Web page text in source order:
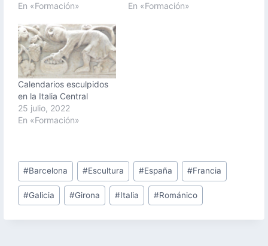
En «Formación»
En «Formación»
Calendarios esculpidos
en la Italia Central
25 julio, 2022
En «Formación»
Etiquetas
de
la
#Barcelona #Escultura #España #Francia
#Galicia #Girona #Italia #Románico